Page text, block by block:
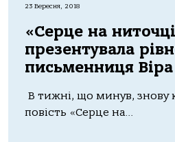
23 Вересня, 2018
«Серце на
презентувала
письменниця
В тижні, що минув, знову
повість «Серце на...